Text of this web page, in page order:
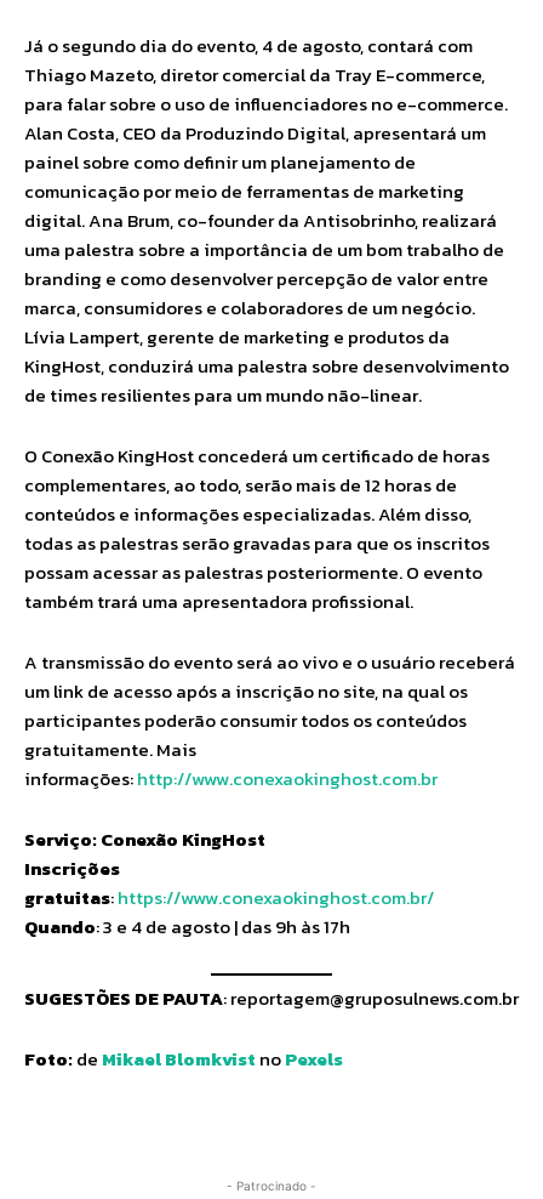
Já o segundo dia do evento, 4 de agosto, contará com
Thiago Mazeto, diretor comercial da Tray E-commerce,
para falar sobre o uso de influenciadores no e-commerce.
Alan Costa, CEO da Produzindo Digital, apresentará um
painel sobre como definir um planejamento de
comunicação por meio de ferramentas de marketing
digital. Ana Brum, co-founder da Antisobrinho, realizará
uma palestra sobre a importância de um bom trabalho de
branding e como desenvolver percepção de valor entre
marca, consumidores e colaboradores de um negócio.
Lívia Lampert, gerente de marketing e produtos da
KingHost, conduzirá uma palestra sobre desenvolvimento
de times resilientes para um mundo não-linear.
O Conexão KingHost concederá um certificado de horas
complementares, ao todo, serão mais de 12 horas de
conteúdos e informações especializadas. Além disso,
todas as palestras serão gravadas para que os inscritos
possam acessar as palestras posteriormente. O evento
também trará uma apresentadora profissional.
A transmissão do evento será ao vivo e o usuário receberá
um link de acesso após a inscrição no site, na qual os
participantes poderão consumir todos os conteúdos
gratuitamente. Mais
informações:http://www.conexaokinghost.com.br
Serviço: Conexão KingHost
Inscrições
gratuitas:https://www.conexaokinghost.com.br/
Quando: 3 e 4 de agosto | das 9h às 17h
SUGESTÕES DE PAUTA:reportagem@gruposulnews.com.br
Foto:de Mikael Blomkvist noPexels
- Patrocinado -